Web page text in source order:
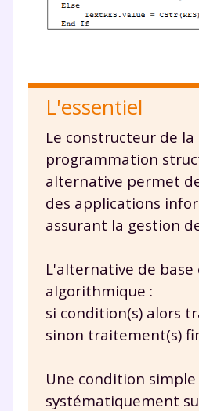
L'essentiel
Le constructeur de la
programmation
alternative permet
des applications
assurant la gestion
L'alternative de
algorithmique :
si condition(s) alors
sinon traitement(s)
Une condition
systématiquement